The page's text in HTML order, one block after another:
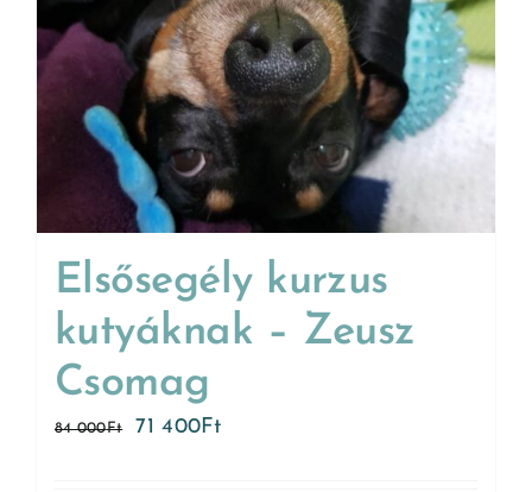
Elsősegély kurzus
kutyáknak – Zeusz
Csomag
84 000Ft 71 400Ft